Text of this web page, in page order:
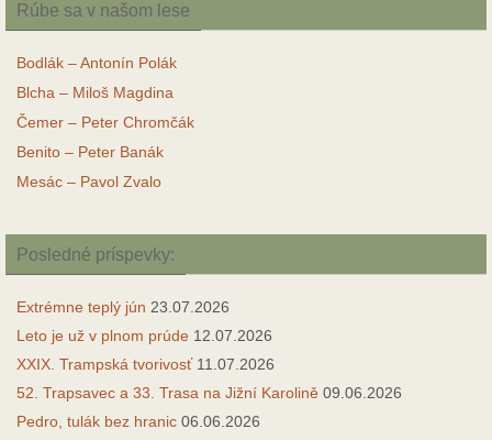
Rúbe sa v našom lese
Bodlák – Antonín Polák
Blcha – Miloš Magdina
Čemer – Peter Chromčák
Benito – Peter Banák
Mesác – Pavol Zvalo
Posledné príspevky:
Extrémne teplý jún 23.07.2026
Leto je už v plnom prúde 12.07.2026
XXIX. Trampská tvorivosť 11.07.2026
52. Trapsavec a 33. Trasa na Jižní Karolině 09.06.2026
Pedro, tulák bez hranic 06.06.2026